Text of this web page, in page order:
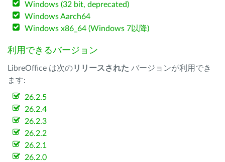
Windows (32 bit, deprecated)
Windows Aarch64
Windows x86_64 (Windows 7以降)
利用できるバージョン
LibreOffice は次のリリースされた バージョンが利用でき
ます:
26.2.5
26.2.4
26.2.3
26.2.2
26.2.1
26.2.0